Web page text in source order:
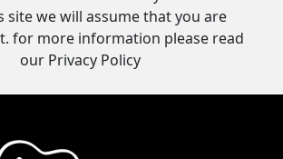
site we will assume that you are
for more information please read
our Privacy Policy